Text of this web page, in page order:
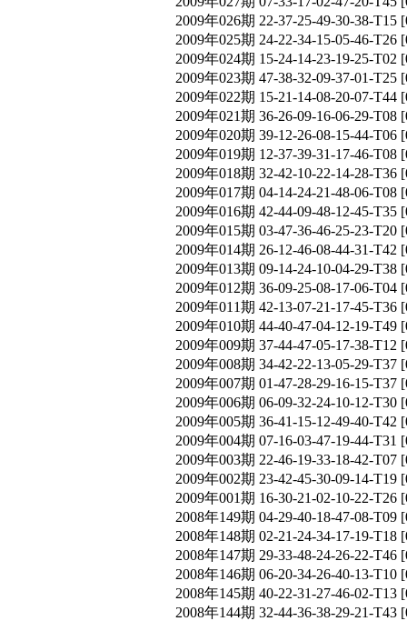
2009年026期 22-37-25-49-30-38-
2009年025期 24-22-34-15-05-46-
2009年024期 15-24-14-23-19-25-
2009年023期 47-38-32-09-37-01-
2009年022期 15-21-14-08-20-07-
2009年021期 36-26-09-16-06-29-
2009年020期 39-12-26-08-15-44-
2009年019期 12-37-39-31-17-46-
2009年018期 32-42-10-22-14-28-
2009年017期 04-14-24-21-48-06-
2009年016期 42-44-09-48-12-45-
2009年015期 03-47-36-46-25-23-
2009年014期 26-12-46-08-44-31-
2009年013期 09-14-24-10-04-29-
2009年012期 36-09-25-08-17-06-
2009年011期 42-13-07-21-17-45-
2009年010期 44-40-47-04-12-19-
2009年009期 37-44-47-05-17-38-
2009年008期 34-42-22-13-05-29-
2009年007期 01-47-28-29-16-15-
2009年006期 06-09-32-24-10-12-
2009年005期 36-41-15-12-49-40-
2009年004期 07-16-03-47-19-44-
2009年003期 22-46-19-33-18-42-
2009年002期 23-42-45-30-09-14-
2009年001期 16-30-21-02-10-22-
2008年149期 04-29-40-18-47-08-
2008年148期 02-21-24-34-17-19-
2008年147期 29-33-48-24-26-22-
2008年146期 06-20-34-26-40-13-
2008年145期 40-22-31-27-46-02-
2008年144期 32-44-36-38-29-21-